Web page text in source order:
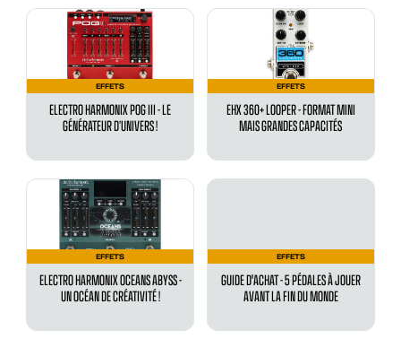
EFFETS
ELECTRO HARMONIX POG III - LE
GÉNÉRATEUR D’UNIVERS !
EFFETS
EHX 360+ LOOPER - FORMAT MINI
MAIS GRANDES CAPACITÉS
EFFETS
ELECTRO HARMONIX OCEANS ABYSS -
UN OCÉAN DE CRÉATIVITÉ !
EFFETS
GUIDE D'ACHAT - 5 PÉDALES À JOUER
AVANT LA FIN DU MONDE